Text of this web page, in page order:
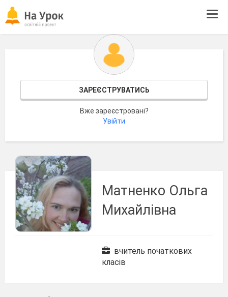
ЗАРЕЄСТРУВАТИСЬ
Вже зареєстровані?
Увійти
Матненко Ольга
Михайлівна
вчитель початкових
класів